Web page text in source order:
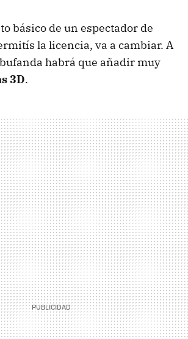
básico de un espectador de
la licencia, va a cambiar. A
habrá que añadir muy
3D.